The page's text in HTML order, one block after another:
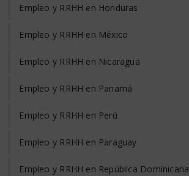
Empleo y RRHH en Honduras
Empleo y RRHH en México
Empleo y RRHH en Nicaragua
Empleo y RRHH en Panamá
Empleo y RRHH en Perú
Empleo y RRHH en Paraguay
Empleo y RRHH en República Dominicana